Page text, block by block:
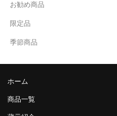
お勧め商品
限定品
季節商品
ホーム
商品一覧